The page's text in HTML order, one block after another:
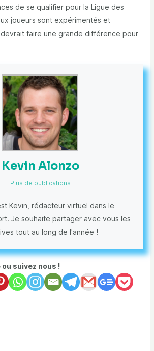
de se qualifier pour la Ligue des
joueurs sont expérimentés et
faire une grande différence pour
Kevin Alonzo
Plus de publications
Kevin, rédacteur virtuel dans le
Je souhaite partager avec vous les
tout au long de l'année !
suivez nous !